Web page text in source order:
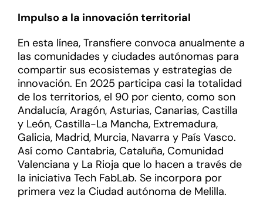
Impulso a la innovación territorial
En esta línea, Transfiere convoca anualmente a
las comunidades y ciudades autónomas para
compartir sus ecosistemas y estrategias de
innovación. En 2025 participa casi la totalidad
de los territorios, el 90 por ciento, como son
Andalucía, Aragón, Asturias, Canarias, Castilla
y León, Castilla-La Mancha, Extremadura,
Galicia, Madrid, Murcia, Navarra y País Vasco.
Así como Cantabria, Cataluña, Comunidad
Valenciana y La Rioja que lo hacen a través de
la iniciativa Tech FabLab. Se incorpora por
primera vez la Ciudad autónoma de Melilla.